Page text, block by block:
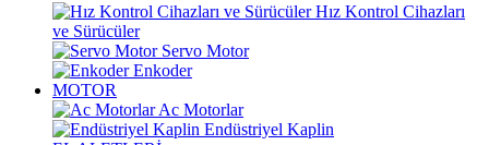
Hız Kontrol Cihazları
ve Sürücüler
Servo Motor
Enkoder
MOTOR
Ac Motorlar
Endüstriyel Kaplin